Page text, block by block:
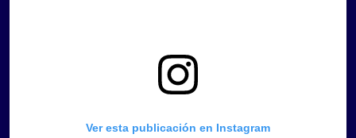
Ver esta publicación en Instagram